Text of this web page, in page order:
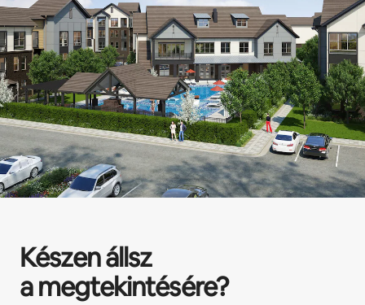
Készen állsz
a megtekintésére?